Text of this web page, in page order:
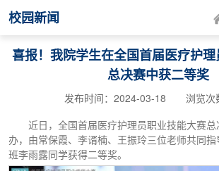
校园新闻
喜报！我院学生在全国首届医疗护
总决赛中获二等奖
发布时间：2024-03-18 浏览次
近日，全国首届医疗护理员职业技能大赛
办，由常保霞、李谞楠、王振玲三位老师共同
班李雨露同学获得二等奖。